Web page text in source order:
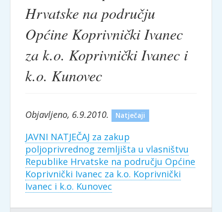
Hrvatske na području
Općine Koprivnički Ivanec
za k.o. Koprivnički Ivanec i
k.o. Kunovec
Objavljeno, 6.9.2010. Natječaji
JAVNI NATJEČAJ za zakup
poljoprivrednog zemljišta u vlasništvu
Republike Hrvatske na području Općine
Koprivnički Ivanec za k.o. Koprivnički
Ivanec i k.o. Kunovec